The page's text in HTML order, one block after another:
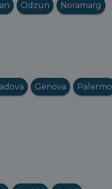
Odzun Noramarg
Genova Palermo